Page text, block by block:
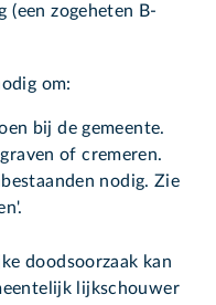
(een zogeheten B-
om:
bij de gemeente.
of cremeren.
nodig. Zie
doodsoorzaak kan
lijkschouwer